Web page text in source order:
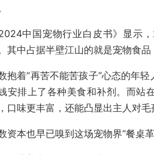
2024中国宠物行业白皮书》显示
其中占据半壁江山的就是宠物食
抱着“再苦不能苦孩子”心态的年
安排上了各种美食和补剂。而
口味更丰富，还能凸显出主人对
资本也早已嗅到这场宠物界“餐桌